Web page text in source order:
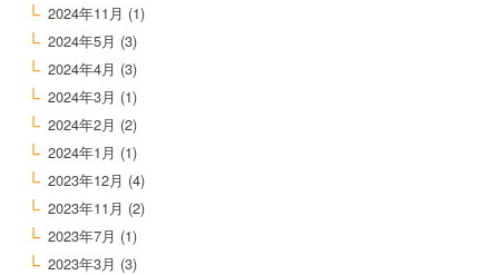
2024年11月 (1)
2024年5月 (3)
2024年4月 (3)
2024年3月 (1)
2024年2月 (2)
2024年1月 (1)
2023年12月 (4)
2023年11月 (2)
2023年7月 (1)
2023年3月 (3)